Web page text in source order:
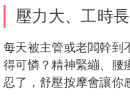
壓力大、工時
每天被主管或老闆幹到
得可憐？精神緊繃、腰
忍了，舒壓按摩會讓你